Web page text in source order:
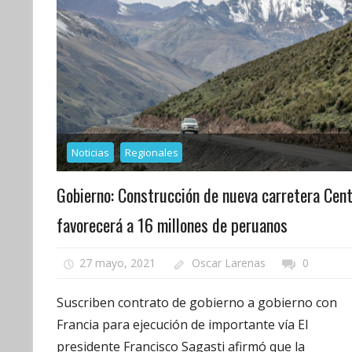
Noticias Regionales
Gobierno: Construcción de nueva carretera
favorecerá a 16 millones de peruanos
27 mayo, 2021 Oscar Larenas 0
Suscriben contrato de gobierno a gobierno con
Francia para ejecución de importante vía El
presidente Francisco Sagasti afirmó que la